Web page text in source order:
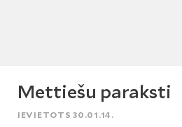
Mettiešu paraksti
IEVIETOTS 30.01.14.